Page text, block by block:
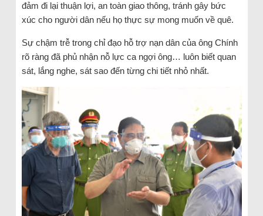
đảm đi lại thuận lợi, an toàn giao thông, tránh gây bức
xúc cho người dân nếu họ thực sự mong muốn về quê.
Sự chậm trễ trong chỉ đạo hỗ trợ nạn dân của ông Chính
rõ ràng đã phủ nhận nỗ lực ca ngợi ông… luôn biết quan
sát, lắng nghe, sát sao đến từng chi tiết nhỏ nhất.